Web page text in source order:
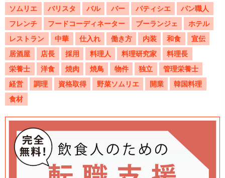
ソムリエ
バリスタ バル バー パティシエ
パン職人
フレンチ
フードコーディネーター ブーランジェ
ホテル
レストラン
中華 仕入れ 働き方 内装 和食
宣伝
居酒屋
店長 採用 料理人 料理研究家
料理長
栄養士
洋食 焼肉 焼鳥 物件 独立
管理栄養士
経営
調理 資格取得 野菜ソムリエ 開業
韓国料理
食材